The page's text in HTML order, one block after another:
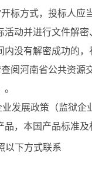
标方式，投标人
活动并进行文件解
内没有解密成功的
阅河南省公共资
发展政策（监狱
品，本国产品标准
以下方式联系